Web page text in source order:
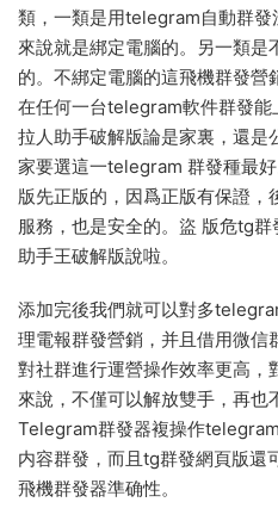
類，一類是用telegram自動群發
來說就是綁定電腦的。另一類
的。不綁定電腦的這飛機群發營
在任何一台telegram軟件群發
拉人助手破解版論是家裏，還是
家要選這一telegram 群發種最
版先正版的，因爲正版有保證，
服務，也是安全的。盜 版危tg
助手王破解版說啦。
添加完後我們就可以對多
理電報群發營銷，并且借用微信
對社群進行運營操作效率更高
來說，不僅可以解放雙手，再也
Telegram群發器複操作
内容群發，而且tg群發網頁版還
飛機群發器準确性。